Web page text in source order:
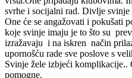
svrhe i socijalni rad. Divlje svinje
One će se angažovati i pokušati
koje svinje imaju je to što su
izražavaju i na iskren način
upornošću rade sve poslove s
Svinje žele izbjeći komplikacije..
pomogne.